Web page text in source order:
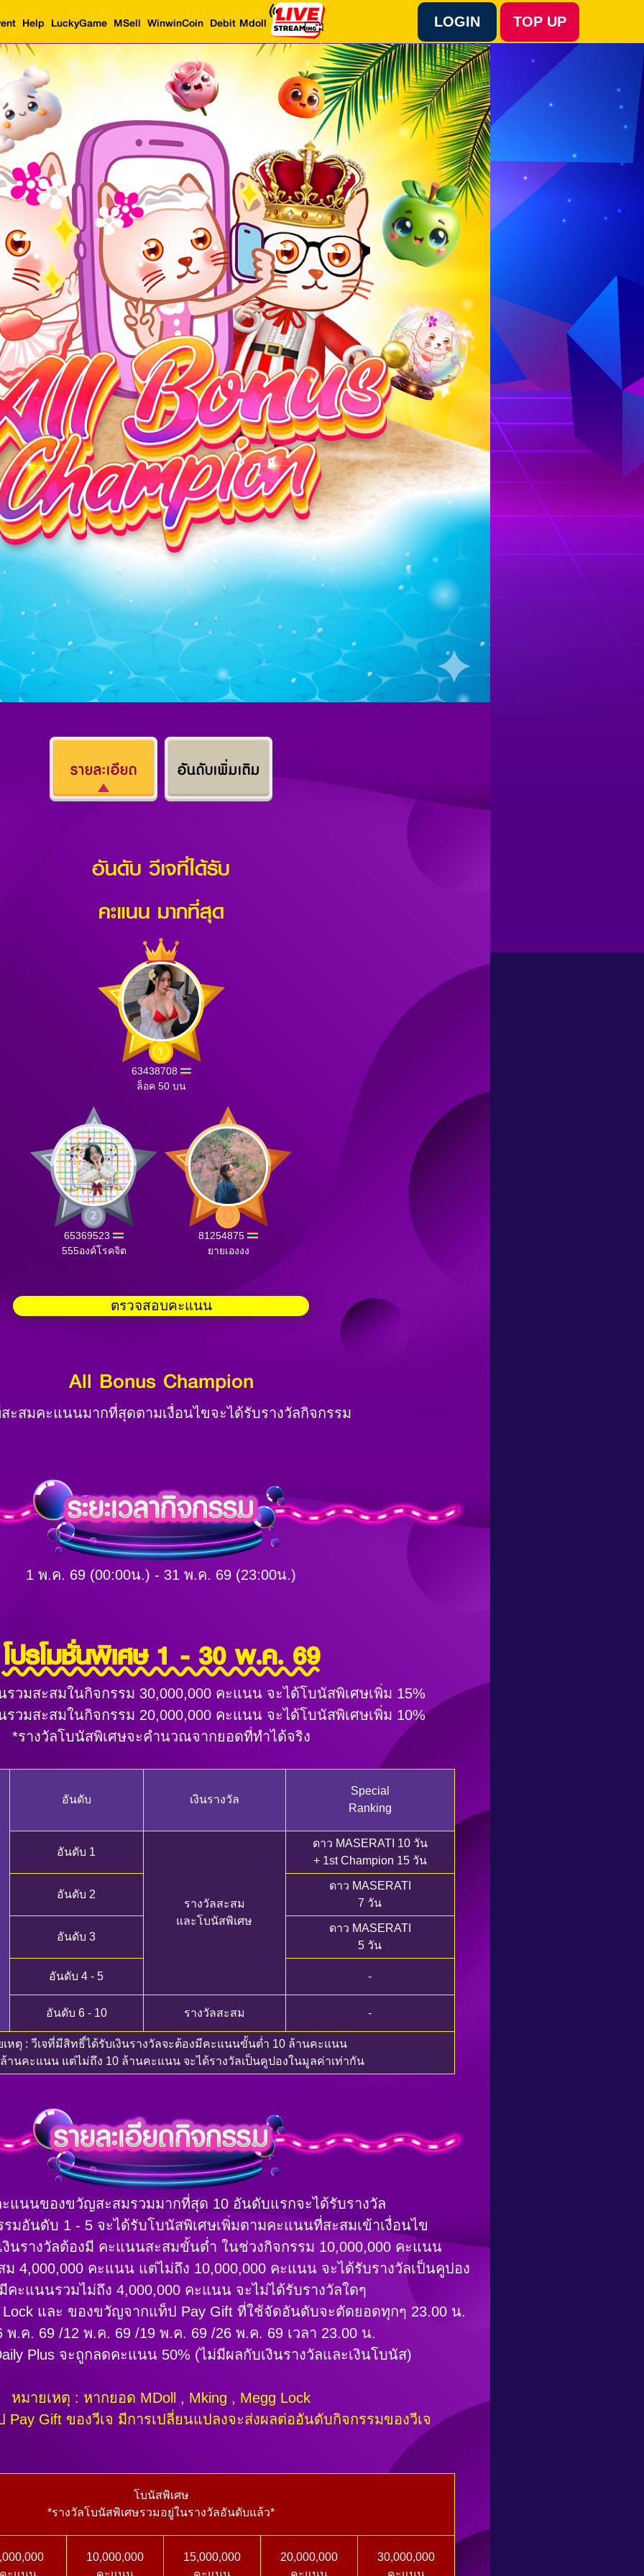
Help LuckyGame MSell WinwinCoin Debit Mdoll TOP UP
LOGIN
Language :
รายละเอียด อันดับเพิ่มเติม
อันดับ วีเจที่ได้รับ
คะแนน มากที่สุด
63438708
ล็อค 50 บน
65369523
555องค์โรคจิต
81254875
ยายเองงง
ตรวจสอบคะแนน
All Bonus Champion
สะสมคะแนนมากที่สุดตามเงื่อนไขจะได้รับรางวัลกิจกรรม
1 พ.ค. 69 (00:00น.) - 31 พ.ค. 69 (23:00น.)
โปรโมชั่นพิเศษ 1 - 30 พ.ค. 69
วมสะสมในกิจกรรม 30,000,000 คะแนน จะได้โบนัสพิเศษเพิ่ม 15%
วมสะสมในกิจกรรม 20,000,000 คะแนน จะได้โบนัสพิเศษเพิ่ม 10%
*รางวัลโบนัสพิเศษจะคำนวณจากยอดที่ทำได้จริง
อันดับ เงินรางวัล
Special
Ranking
อันดับ 1
รางวัลสะสม
และโบนัสพิเศษ
ดาว MASERATI 10 วัน
+ 1st Champion 15 วัน
อันดับ 2
ดาว MASERATI
7 วัน
อันดับ 3
ดาว MASERATI
5 วัน
อันดับ 4 - 5 -
อันดับ 6 - 10 รางวัลสะสม -
หตุ : วีเจที่มีสิทธิ์ได้รับเงินรางวัลจะต้องมีคะแนนขั้นต่ำ 10 ล้านคะแนน
านคะแนน แต่ไม่ถึง 10 ล้านคะแนน จะได้รางวัลเป็นคูปองในมูลค่าเท่ากัน
แนนของขวัญสะสมรวมมากที่สุด 10 อันดับแรกจะได้รับรางวัล
มอันดับ 1 - 5 จะได้รับโบนัสพิเศษเพิ่มตามคะแนนที่สะสมเข้าเงื่อนไข
นรางวัลต้องมี คะแนนสะสมขั้นต่ำ ในช่วงกิจกรรม 10,000,000 คะแนน
4,000,000 คะแนน แต่ไม่ถึง 10,000,000 คะแนน จะได้รับรางวัลเป็นคูปอง
ะแนนรวมไม่ถึง 4,000,000 คะแนน จะไม่ได้รับรางวัลใดๆ
Lock และ ของขวัญจากแท็ป Pay Gift ที่ใช้จัดอันดับจะตัดยอดทุกๆ 23.00 น.
พ.ค. 69 /12 พ.ค. 69 /19 พ.ค. 69 /26 พ.ค. 69 เวลา 23.00 น.
Plus จะถูกลดคะแนน 50% (ไม่มีผลกับเงินรางวัลและเงินโบนัส)
หมายเหตุ : หากยอด MDoll , Mking , Megg Lock
Gift ของวีเจ มีการเปลี่ยนแปลงจะส่งผลต่ออันดับกิจกรรมของวีเจ
โบนัสพิเศษ
*รางวัลโบนัสพิเศษรวมอยู่ในรางวัลอันดับแล้ว*
10,000,000
15,000,000
20,000,000
30,000,000